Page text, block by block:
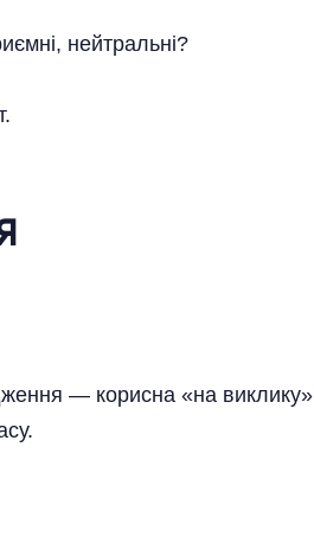
нейтральні?
— корисна «на виклику»